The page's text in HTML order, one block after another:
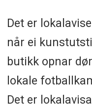
Det er
når ei
butikk opnar
lokale
Det er